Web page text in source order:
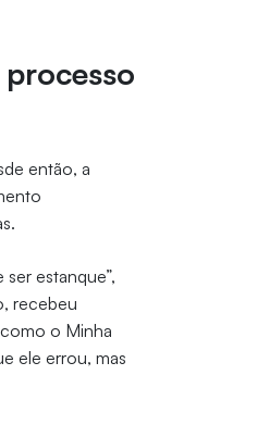
então, a
estanque”,
recebeu
o Minha
ele errou, mas